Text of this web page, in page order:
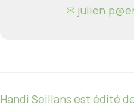
✉
Handi Seillans est édité